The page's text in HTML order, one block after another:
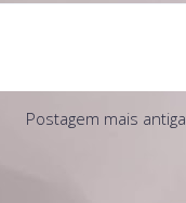
Postagem mais antiga